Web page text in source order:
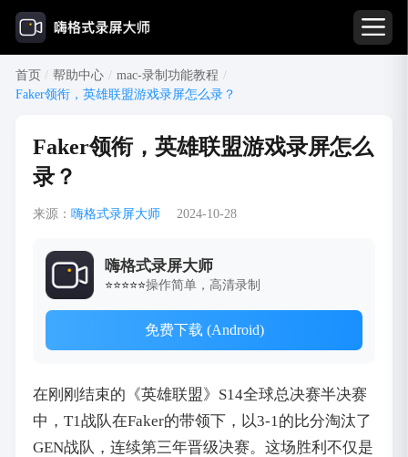
首页 / 帮助中心 / mac-录制功能教程 /
Faker领衔，英雄联盟游戏录屏怎么录？
Faker领衔，英雄联盟游戏录屏怎么
录？
来源： 嗨格式录屏大师 2024-10-28
嗨格式录屏大师
⭐⭐⭐⭐⭐操作简单，高清录制
免费下载 (Android)
在刚刚结束的《英雄联盟》S14全球总决赛半决赛
中，T1战队在Faker的带领下，以3-1的比分淘汰了
GEN战队，连续第三年晋级决赛。这场胜利不仅是